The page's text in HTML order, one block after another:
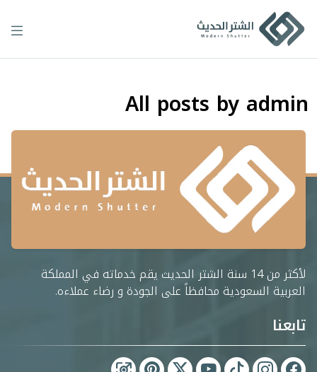
content
All posts by admin
لأكثر من 14 سنة الشتر الحديث يقم خدماته في المملكة
العربية السعودية محافظاً على الجودة و رضاء عملاءه.
تابعنا